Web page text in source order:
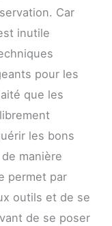
Car
inutile
pour les
que les
les bons
manière
permet par
outils et de se
de se poser